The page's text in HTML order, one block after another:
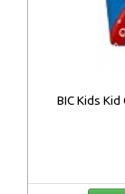
BIC Kids